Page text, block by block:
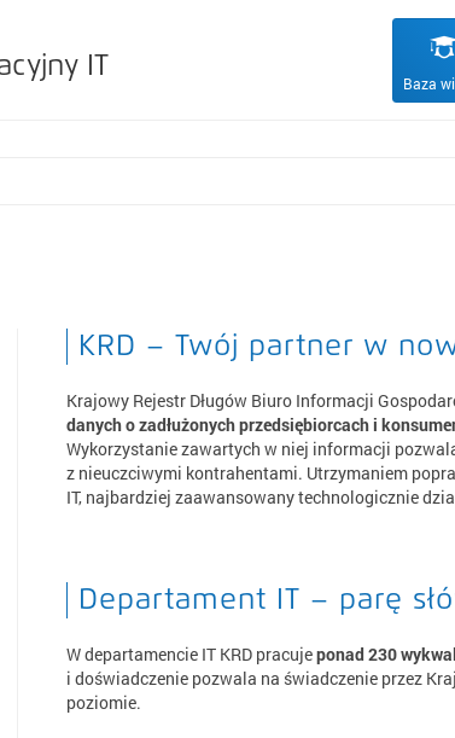
IT
Baza
KRD – Twój partner w
Krajowy Rejestr Długów Biuro Informacji
danych o zadłużonych przedsiębiorcach i
Wykorzystanie zawartych w niej informacji
z nieuczciwymi kontrahentami. Utrzymaniem
IT, najbardziej zaawansowany technologicznie
Departament IT – parę
W departamencie IT KRD pracujeponad 230
i doświadczenie pozwala na świadczenie przez
poziomie.